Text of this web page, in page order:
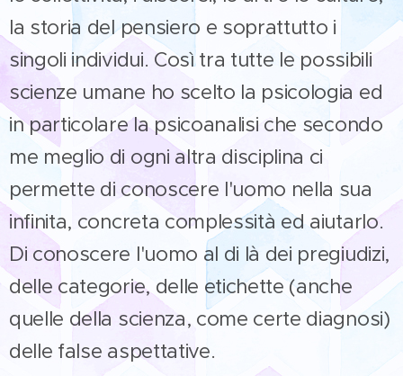
la storia del pensiero e soprattutto i
singoli individui. Così tra tutte le possibili
scienze umane ho scelto la psicologia ed
in particolare la psicoanalisi che secondo
me meglio di ogni altra disciplina ci
permette di conoscere l'uomo nella sua
infinita, concreta complessità ed aiutarlo.
Di conoscere l'uomo al di là dei pregiudizi,
delle categorie, delle etichette (anche
quelle della scienza, come certe diagnosi)
delle false aspettative.